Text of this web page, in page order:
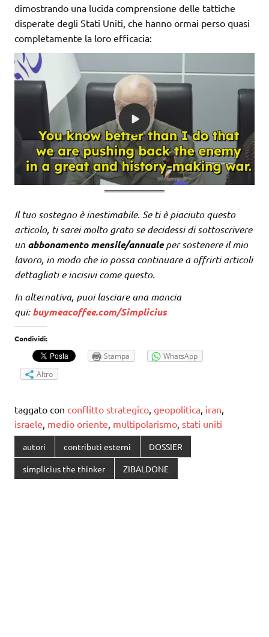
dimostrando una lucida comprensione delle tattiche
disperate degli Stati Uniti, che hanno ormai perso quasi
completamente la loro efficacia:
Il tuo sostegno è inestimabile. Se ti è piaciuto questo
articolo, ti sarei molto grato se decidessi di sottoscrivere
un abbonamento mensile/annualeper sostenere il mio
lavoro, in modo che io possa continuare a offrirti articoli
dettagliati e incisivi come questo.
In alternativa, puoi lasciare una mancia
qui:buymeacoffee.com/Simplicius
Condividi:
Stampa
WhatsApp
Altro
taggato con conflitto strategico, geopolitica, iran,
israele, medio oriente, multipolarismo, stati uniti
autori contributi esterni DOSSIER
simplicius the thinker ZIBALDONE